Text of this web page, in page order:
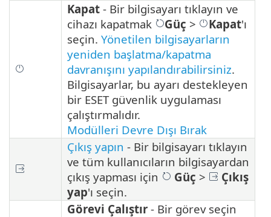
Kapat - Bir bilgisayarı tıklayın ve
cihazı kapatmak
Güç > Kapat'ı
seçin. Yönetilen bilgisayarların
yeniden başlatma/kapatma
davranışını yapılandırabilirsiniz.
Bilgisayarlar, bu ayarı destekleyen
bir ESET güvenlik uygulaması
çalıştırmalıdır.
Modülleri Devre Dışı Bırak
Çıkış yapın - Bir bilgisayarı tıklayın
ve tüm kullanıcıların bilgisayardan
çıkış yapması için
Güç >
Çıkış
yap'ı seçin.
Görevi Çalıştır - Bir görev seçin